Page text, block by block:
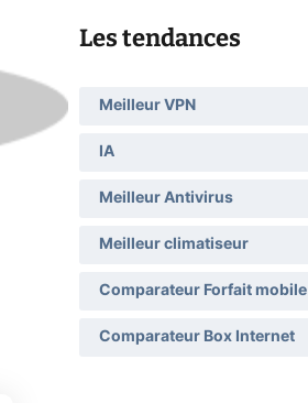
Les tendances
Meilleur VPN
IA
Meilleur Antivirus
Meilleur climatiseur
Comparateur Forfait mobile
Comparateur Box Internet